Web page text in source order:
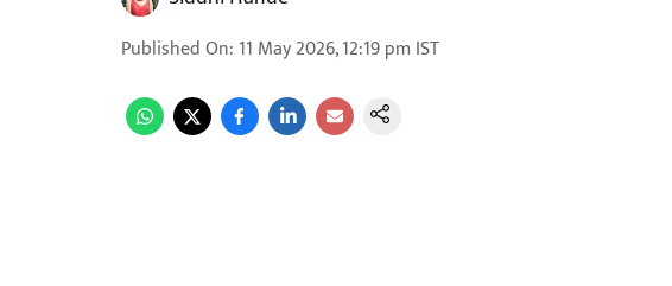
Published On: 11 May 2026, 12:19 pm IST